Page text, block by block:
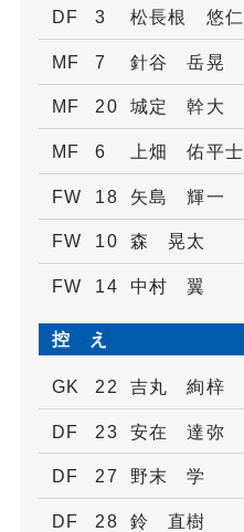
DF 3 松長根 悠仁
MF 7 針谷 岳晃
MF 20 城定 幹大
MF 6 上畑 佑平士
FW 18 矢島 輝一
FW 10 森 晃太
FW 14 中村 翼
控 え
GK 22 吉丸 絢梓
DF 23 安在 達弥
DF 27 野末 学
DF 28 鈴 直樹